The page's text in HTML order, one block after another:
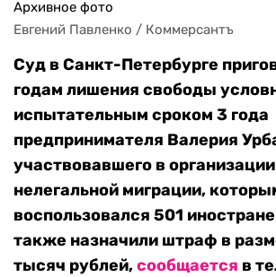
Архивное фото
Евгений Павленко / Коммерсантъ
Суд в Санкт-Петербурге
годам лишения свободы
испытательным сроком 3 года
предпринимателя Валерия
участвовавшего в
нелегальной миграции,
воспользовался 501
также назначили штраф в
тысяч рублей,сообщается в